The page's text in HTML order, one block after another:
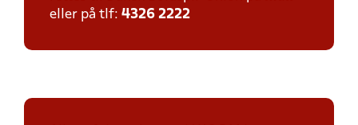
eller på tlf: 4326 2222